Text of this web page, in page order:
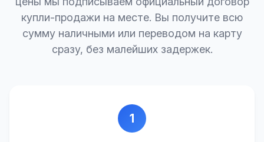
купли-продажи на месте. Вы получите всю
сумму наличными или переводом на карту
сразу, без малейших задержек.
1